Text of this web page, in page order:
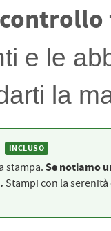
controllo
e le
la
INCLUSO
stampa.Se notiamo
Stampi con la